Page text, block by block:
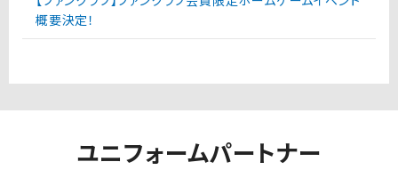
概要決定！
ユニフォームパートナー